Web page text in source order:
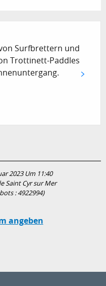
Surfbrettern und
Trottinett-Paddles
2023 Um 11:40
Saint Cyr sur Mer
:4922994)
angeben